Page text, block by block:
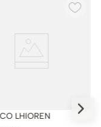
LHIOREN